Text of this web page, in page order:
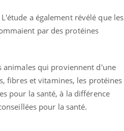
a également révélé que les
par des protéines
animales qui proviennent d'une
fibres et vitamines, les protéines
pour la santé, à la différence
pour la santé.